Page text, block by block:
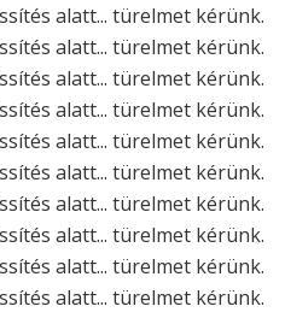
alatt... türelmet kérünk.
alatt... türelmet kérünk.
alatt... türelmet kérünk.
alatt... türelmet kérünk.
alatt... türelmet kérünk.
alatt... türelmet kérünk.
alatt... türelmet kérünk.
alatt... türelmet kérünk.
alatt... türelmet kérünk.
alatt... türelmet kérünk.